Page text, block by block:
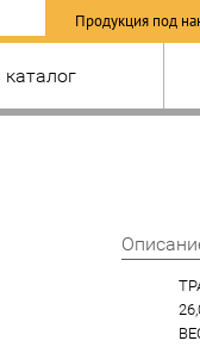
Продукция под
каталог